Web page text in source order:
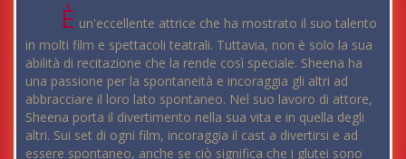
È un'eccellente attrice che ha mostrato il suo talento
in molti film e spettacoli teatrali. Tuttavia, non è solo la sua
abilità di recitazione che la rende così speciale. Sheena ha
una passione per la spontaneità e incoraggia gli altri ad
abbracciare il loro lato spontaneo. Nel suo lavoro di attore,
Sheena porta il divertimento nella sua vita e in quella degli
altri. Sui set di ogni film, incoraggia il cast a divertirsi e ad
essere spontaneo, anche se ciò significa che i glutei sono